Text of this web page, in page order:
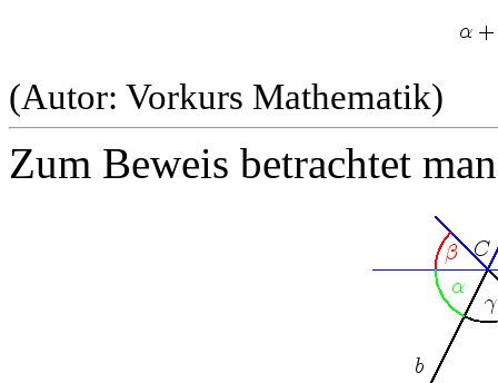
(Autor: Vorkurs Mathematik)
Zum Beweis betrachtet